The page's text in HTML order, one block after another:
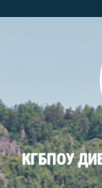
КГБПОУ